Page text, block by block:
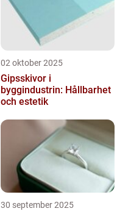
02 oktober 2025
Gipsskivor i
byggindustrin: Hållbarhet
och estetik
30 september 2025